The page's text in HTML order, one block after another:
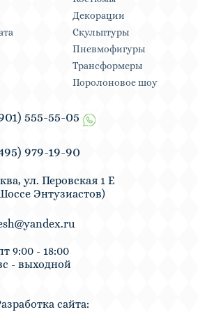
Декорации
Скульптуры
Пневмофигуры
Трансформеры
Поролоновое шоу
555-55-05
979-19-90
ул. Перовская 1 Е
Энтузиастов)
9:00 - 18:00
- выходной
сайта: